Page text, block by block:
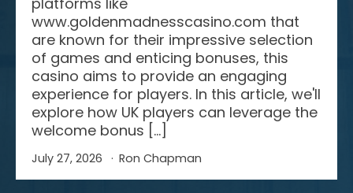
www.goldenmadnesscasino.com that
are known for their impressive selection
of games and enticing bonuses, this
casino aims to provide an engaging
experience for players. In this article, we'll
explore how UK players can leverage the
welcome bonus […]
July 27, 2026 Ron Chapman